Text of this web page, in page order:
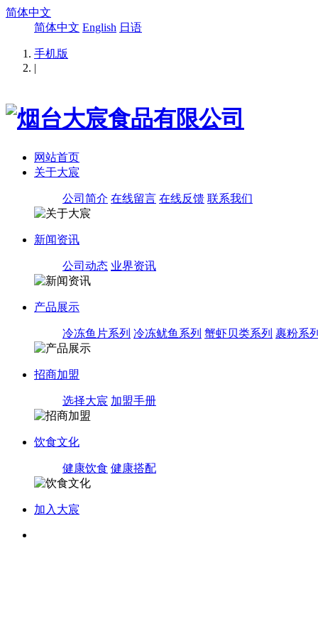
简体中文
简体中文 English 日语
手机版
|
网站首页
关于大宸
公司简介 在线留言 在线反馈 联系我们
新闻资讯
公司动态 业界资讯
产品展示
冷冻鱼片系列 冷冻鱿鱼系列 蟹虾贝类系列 裹粉系
招商加盟
选择大宸 加盟手册
饮食文化
健康饮食 健康搭配
加入大宸